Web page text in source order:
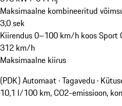
Maksimaalne kombineeritud
3,0sek
Kiirendus 0–100 km/h koos Sport
312 km/h
Maksimaalne kiirus
(PDK) Automaat · Tagavedu ·
10,1 l/100 km, CO2-emissioon,